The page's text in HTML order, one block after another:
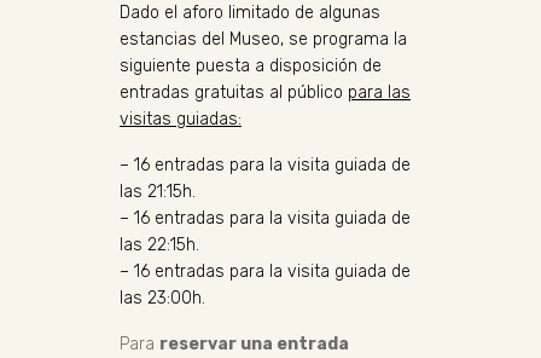
Dado el aforo limitado de algunas
estancias del Museo, se programa la
siguiente puesta a disposición de
entradas gratuitas al público para las
visitas guiadas:
– 16 entradas para la visita guiada de
las 21:15h.
– 16 entradas para la visita guiada de
las 22:15h.
– 16 entradas para la visita guiada de
las 23:00h.
Para reservar una entrada